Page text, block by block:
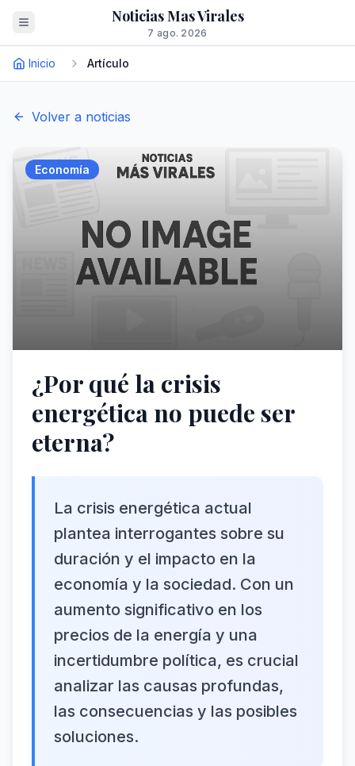
Noticias Mas Virales
7 ago. 2026
Inicio Artículo
Volver a noticias
Economía
¿Por qué la crisis
energética no puede ser
eterna?
La crisis energética actual
plantea interrogantes sobre su
duración y el impacto en la
economía y la sociedad. Con un
aumento significativo en los
precios de la energía y una
incertidumbre política, es crucial
analizar las causas profundas,
las consecuencias y las posibles
soluciones.